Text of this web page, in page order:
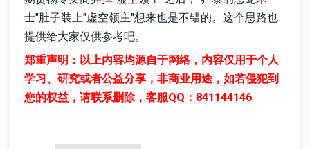
士"肚子装上"虚空领主"想来也是不错的。这个思路也
提供给大家仅供参考吧。
郑重声明：以上内容均源自于网络，内容仅用于个人
学习、研究或者公益分享，非商业用途，如若侵犯到
您的权益，请联系删除，客服QQ：841144146